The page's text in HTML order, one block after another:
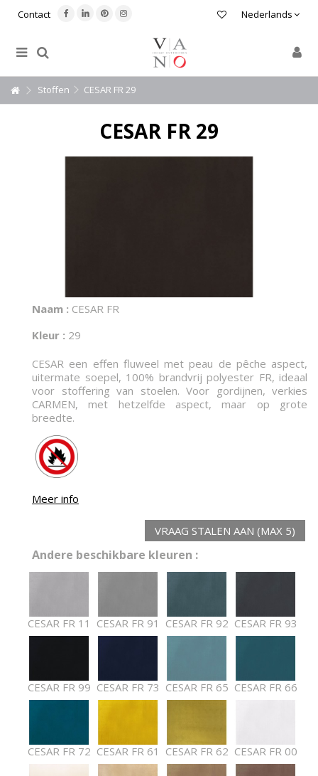
Nederlands
Contact
Stoffen CESAR FR 29
CESAR FR 29
Naam : CESAR FR
Kleur : 29
CESAR een effen fluweel met peau de pêche aspect,
uitermate soepel, 100% brandvrij polyester FR, ideaal
voor stoffering van stoelen. Voor gordijnen, verkies
CARMEN, met hetzelfde aspect, maar op grote
breedte.
Meer info
VRAAG STALEN AAN (MAX 5)
Andere beschikbare kleuren :
CESAR FR 11 CESAR FR 91 CESAR FR 92 CESAR FR 93
CESAR FR 99 CESAR FR 73 CESAR FR 65 CESAR FR 66
CESAR FR 72 CESAR FR 61 CESAR FR 62 CESAR FR 00